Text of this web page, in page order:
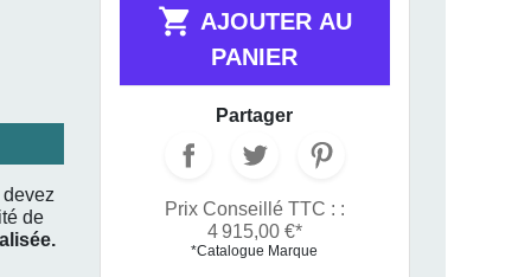
de

PANIER
Partager
Prix Conseillé TTC : :
4 915,00 €*
*Catalogue Marque